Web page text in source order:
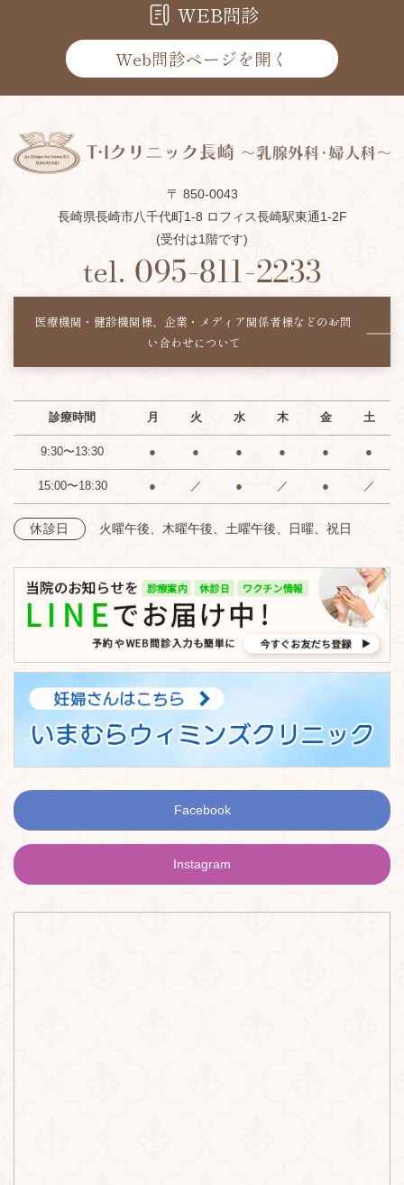
WEB問診
Web問診ページを開く
〒 850-0043
長崎県長崎市八千代町1-8 ロフィス長崎駅東通1-2F
(受付は1階です)
tel. 095-811-2233
医療機関・健診機関様、企業・メディア関係者様などのお問
い合わせについて
診療時間 月 火 水 木 金 土
9:30〜13:30 ● ● ● ● ● ●
15:00〜18:30 ● ／ ● ／ ● ／
休診日 火曜午後、木曜午後、土曜午後、日曜、祝日
Facebook
Instagram